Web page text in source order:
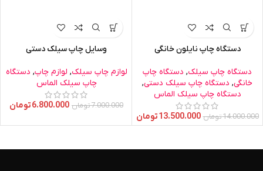
دستگاه چاپ نایلون خانگی
دستگاه چاپ سیلک, دستگاه چاپ
خانگی, دستگاه چاپ سیلک دستی,
دستگاه چاپ سیلک الماس
14.000.000تومان 13.500.000تومان
وسایل چاپ سیلک دستی
لوازم چاپ سیلک, لوازم چاپ, دستگاه
چاپ سیلک الماس
7.000.000تومان 6.800.000تومان